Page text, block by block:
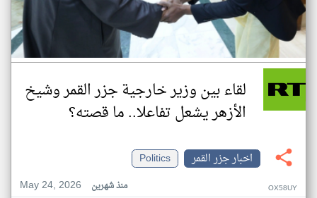
لقاء بين وزير خارجية جزر القمر وشيخ
الأزهر يشعل تفاعلا.. ما قصته؟
اخبار جزر القمر
Politics
May 24, 2026
منذ شهرين OX58UY